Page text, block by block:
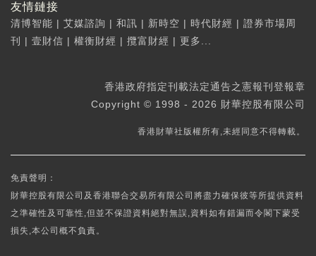
友情鏈接
清博智能 | 艾媒諮詢 | 和訊 | 新時空 | 時代財經 | 證券市場周
刊
| 壹財信 | 權衡財經 | 攬富財經 | 更多...
香港政府指定刊載法定通告之憲報刊登報章
Copyright © 1998 - 2026 財華控股有限公司
香港財華社版權所有,未經同意不得轉載。
免責聲明：
財華控股有限公司及香港聯合交易所有限公司將盡力確保彼等所提供資料
之準確性及可靠性,但並不保證資料絕對無誤,資料如有錯漏而令閣下蒙受
損失,本公司概不負責。